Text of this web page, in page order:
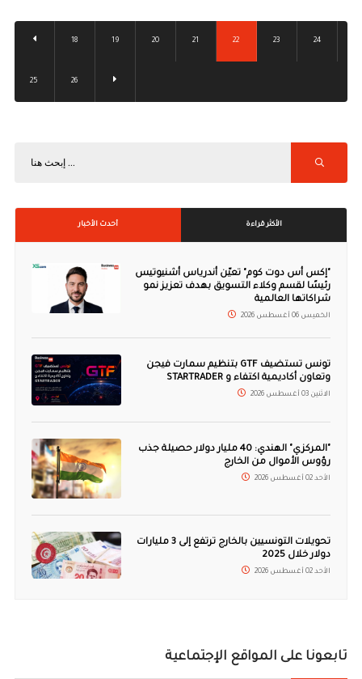
18 19 20 21 22 23 24
25 26
الأكثر قراءة أحدث الأخبار
"إكس أس دوت كوم" تعيّن أندرياس أشنيوتيس
رئيسًا لقسم وكلاء التسويق بهدف تعزيز نمو
شراكاتها العالمية
الخميس 06 أغسطس 2026
تونس تستضيف GTF بتنظيم سمارت فيجن
وتعاون أكاديمية اكتفاء و STARTRADER
الاثنين 03 أغسطس 2026
"المركزي" الهندي: 40 مليار دولار حصيلة جذب
رؤوس الأموال من الخارج
الأحد 02 أغسطس 2026
تحويلات التونسيين بالخارج ترتفع إلى 3 مليارات
دولار خلال 2025
الأحد 02 أغسطس 2026
تابعونا على المواقع الإجتماعية